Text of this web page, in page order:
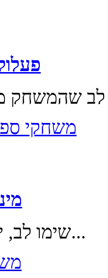
משחקי
שימו לב, יש ללחוץ על...